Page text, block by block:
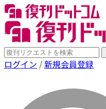
ログイン /新規会員登録